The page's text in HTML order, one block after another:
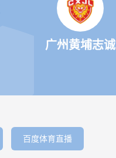
广州黄埔志诚
百度体育直播